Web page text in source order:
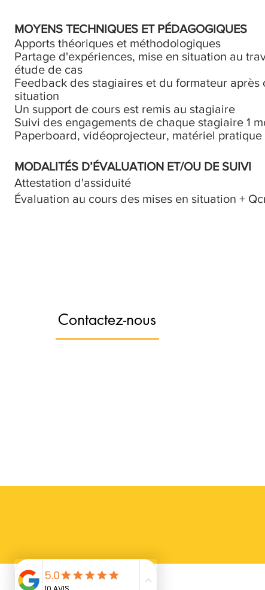
MOYENS TECHNIQUES ET PÉDAGOGIQUES
Apports théoriques et méthodologiques
Partage d'expériences, mise en situation au
étude de cas
Feedback des stagiaires et du formateur après
situation
Un support de cours est remis au stagiaire
Suivi des engagements de chaque stagiaire 1
Paperboard, vidéoprojecteur, matériel
MODALITÉS D’ÉVALUATION ET/OU DE SUIVI
Attestation d'assiduité
Évaluation au cours des mises en situation +
Contactez-nous